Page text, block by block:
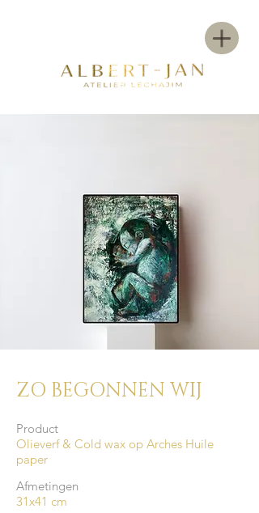
ZO BEGONNEN WIJ
Product
Olieverf & Cold wax op Arches Huile
paper
Afmetingen
31x41 cm